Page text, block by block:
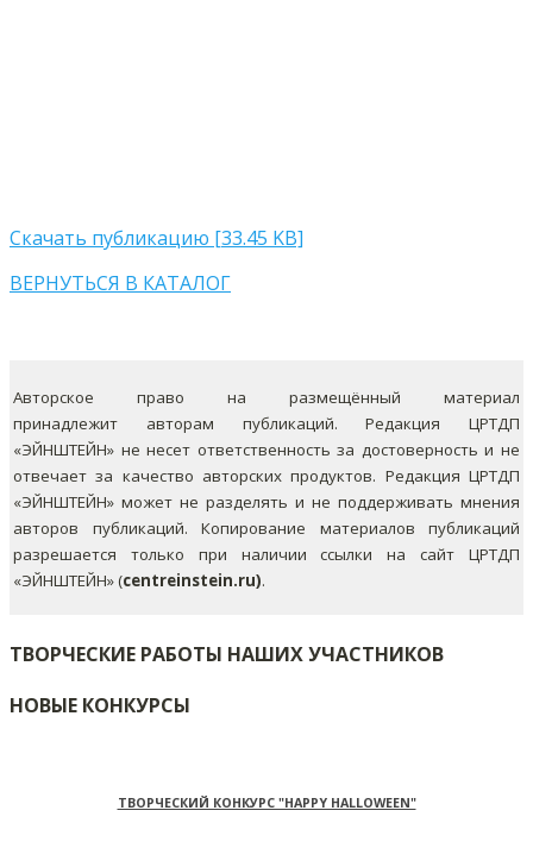
Скачать публикацию [33.45 KB]
ВЕРНУТЬСЯ В КАТАЛОГ
Авторское право на размещённый материал
принадлежит авторам публикаций. Редакция ЦРТДП
«ЭЙНШТЕЙН» не несет ответственность за достоверность и не
отвечает за качество авторских продуктов. Редакция ЦРТДП
«ЭЙНШТЕЙН» может не разделять и не поддерживать мнения
авторов публикаций. Копирование материалов публикаций
разрешается только при наличии ссылки на сайт ЦРТДП
«ЭЙНШТЕЙН» (centreinstein.ru).
ТВОРЧЕСКИЕ РАБОТЫ НАШИХ УЧАСТНИКОВ
НОВЫЕ КОНКУРСЫ
ТВОРЧЕСКИЙ КОНКУРС "HAPPY HALLOWEEN"